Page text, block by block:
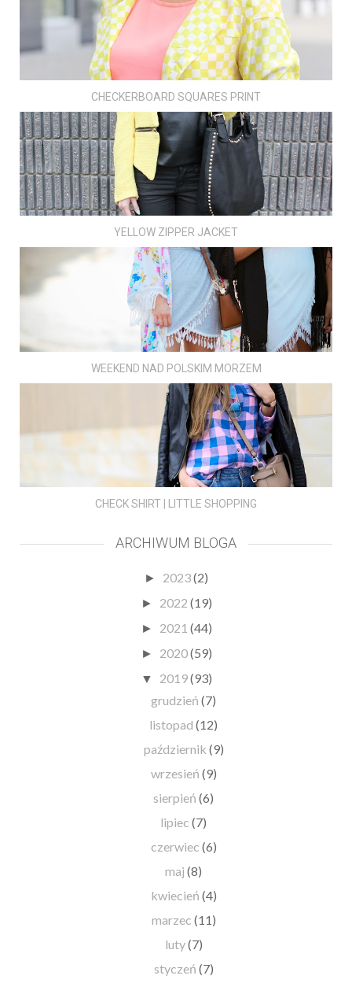
CHECKERBOARD SQUARES PRINT
YELLOW ZIPPER JACKET
WEEKEND NAD POLSKIM MORZEM
CHECK SHIRT | LITTLE SHOPPING
ARCHIWUM BLOGA
► 2023(2)
► 2022 (19)
► 2021 (44)
► 2020(59)
▼ 2019(93)
grudzień(7)
listopad(12)
październik (9)
wrzesień (9)
sierpień(6)
lipiec(7)
czerwiec (6)
maj(8)
kwiecień (4)
marzec (11)
luty(7)
styczeń (7)